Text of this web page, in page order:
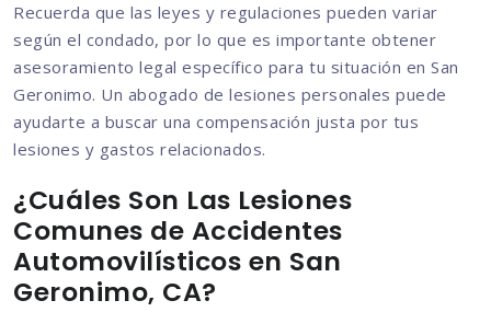
Recuerda que las leyes y regulaciones pueden variar
según el condado, por lo que es importante obtener
asesoramiento legal específico para tu situación en San
Geronimo. Un abogado de lesiones personales puede
ayudarte a buscar una compensación justa por tus
lesiones y gastos relacionados.
¿Cuáles Son Las Lesiones
Comunes de Accidentes
Automovilísticos en San
Geronimo, CA?